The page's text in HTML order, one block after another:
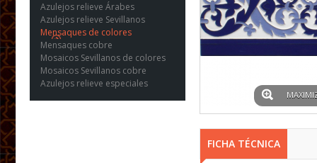
Azulejos relieve Árabes
Azulejos relieve Sevillanos
Mensaques de colores
Mensaques cobre
Mosaicos Sevillanos de colores
Mosaicos Sevillanos cobre
Azulejos relieve especiales
FICHA TÉCNICA